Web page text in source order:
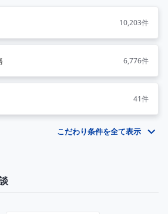
10,203件
6,776件
41件
こだわり条件を全て表示